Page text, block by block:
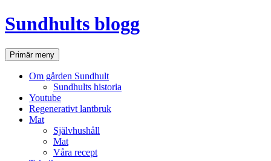
Hoppa
till
Sundhults blogg
SökPrimär meny
Om gården Sundhult
Sundhults historia
Youtube
Regenerativt lantbruk
Mat
Självhushåll
Mat
Våra recept